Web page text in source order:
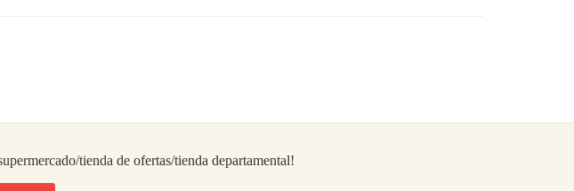
tienda de ofertas/tienda departamental!